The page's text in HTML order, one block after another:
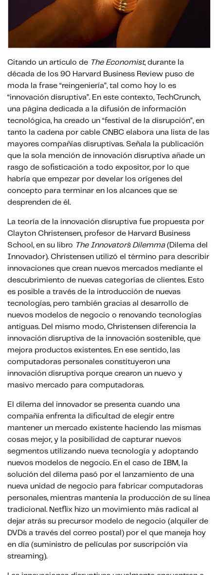
Citando un artículo de The Economist, durante la
década de los 90 Harvard Business Review puso de
moda la frase “reingeniería”, tal como hoy lo es
“innovación disruptiva”. En este contexto, TechCrunch,
una página dedicada a la difusión de información
tecnológica, ha creado un “festival de la disrupción”, en
tanto la cadena por cable CNBC elabora una lista de las
mayores compañías disruptivas. Señala la publicación
que la sola mención de innovación disruptiva añade un
rasgo de sofisticación a todo expositor, por lo que
habría que empezar por develar los orígenes del
concepto para terminar en los alcances que se
desprenden de él.
La teoría de la innovación disruptiva fue propuesta por
Clayton Christensen, profesor de Harvard Business
School, en su libro The Innovator´s Dilemma(Dilema del
Innovador). Christensen utilizó el término para describir
innovaciones que crean nuevos mercados mediante el
descubrimiento de nuevas categorías de clientes. Esto
es posible a través de la introducción de nuevas
tecnologías, pero también gracias al desarrollo de
nuevos modelos de negocio o renovando tecnologías
antiguas. Del mismo modo, Christensen diferencia la
innovación disruptiva de la innovación sostenible, que
mejora productos existentes. En ese sentido, las
computadoras personales constituyeron una
innovación disruptiva porque crearon un nuevo y
masivo mercado para computadoras.
El dilema del innovador se presenta cuando una
compañía enfrenta la dificultad de elegir entre
mantener un mercado existente haciendo las mismas
cosas mejor, y la posibilidad de capturar nuevos
segmentos utilizando nueva tecnología y adoptando
nuevos modelos de negocio. En el caso de IBM, la
solución del dilema pasó por el lanzamiento de una
nueva unidad de negocio para fabricar computadoras
personales, mientras mantenía la producción de su línea
tradicional. Netflix hizo un movimiento más radical al
dejar atrás su precursor modelo de negocio (alquiler de
DVD´s a través del correo postal) por el que maneja hoy
en día (suministro de películas por suscripción vía
streaming).